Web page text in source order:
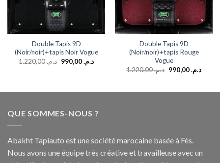
Double Tapis 9D
(Noir/noir)+tapis Noir Vogue
د.م.1.220,00 د.م.990,00
Double Tapis 9D
(Noir/noir)+tapis Rouge
Vogue
د.م.1.220,00 د.م.990,00
QUE SOMMES-NOUS ?
Abakht Tapiauto est une société marocaine basée à Fès.
Nous avons une équipe très créative et travailleuse avec un